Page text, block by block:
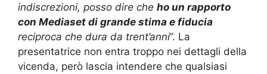
indiscrezioni, posso dire che ho un rapporto
con Mediaset di grande stima e fiducia
reciproca che dura da trent’anni”. La
presentatrice non entra troppo nei dettagli della
vicenda, però lascia intendere che qualsiasi